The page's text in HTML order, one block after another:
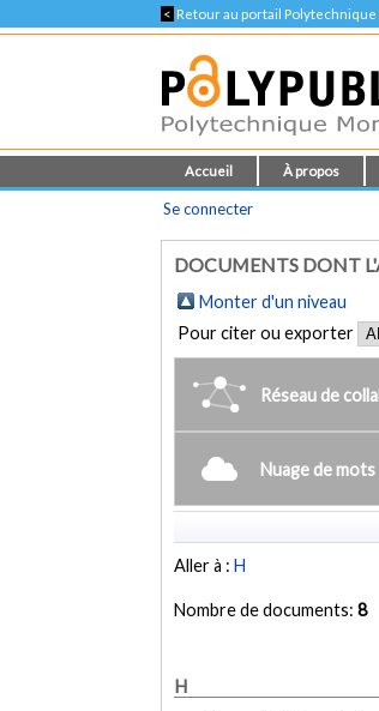
< Retour au portail
Accueil À propos
Se connecter
DOCUMENTS DONT
Monter d'un niveau
Pour citer ou exporter
Réseau de
Nuage de mots
Aller à :H
Nombre de documents:8
H